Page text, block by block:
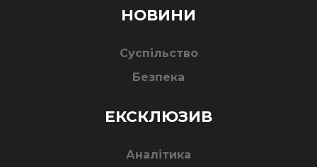
НОВИНИ
Суспільство
Безпека
ЕКСКЛЮЗИВ
Аналітика